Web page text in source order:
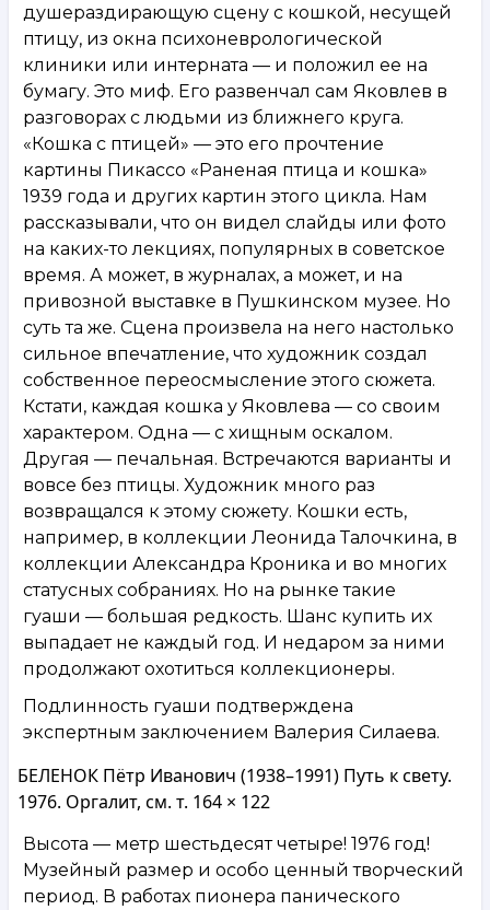
душераздирающую сцену с кошкой, несущей
птицу, из окна психоневрологической
клиники или интерната — и положил ее на
бумагу. Это миф. Его развенчал сам Яковлев в
разговорах с людьми из ближнего круга.
«Кошка с птицей» — это его прочтение
картины Пикассо «Раненая птица и кошка»
1939 года и других картин этого цикла. Нам
рассказывали, что он видел слайды или фото
на каких-то лекциях, популярных в советское
время. А может, в журналах, а может, и на
привозной выставке в Пушкинском музее. Но
суть та же. Сцена произвела на него настолько
сильное впечатление, что художник создал
собственное переосмысление этого сюжета.
Кстати, каждая кошка у Яковлева — со своим
характером. Одна — с хищным оскалом.
Другая — печальная. Встречаются варианты и
вовсе без птицы. Художник много раз
возвращался к этому сюжету. Кошки есть,
например, в коллекции Леонида Талочкина, в
коллекции Александра Кроника и во многих
статусных собраниях. Но на рынке такие
гуаши — большая редкость. Шанс купить их
выпадает не каждый год. И недаром за ними
продолжают охотиться коллекционеры.
Подлинность гуаши подтверждена
экспертным заключением Валерия Силаева.
БЕЛЕНОК Пётр Иванович (1938–1991) Путь к свету.
1976. Оргалит, см. т. 164 × 122
Высота — метр шестьдесят четыре! 1976 год!
Музейный размер и особо ценный творческий
период. В работах пионера панического